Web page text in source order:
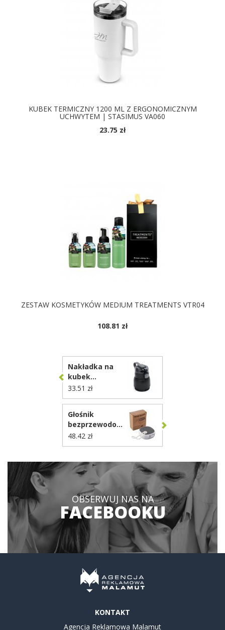
KUBEK TERMICZNY 1200 ML Z ERGONOMICZNYM
UCHWYTEM | STASIMUS VA060
23.75 zł
ZESTAW KOSMETYKÓW MEDIUM TREATMENTS VTR04
108.81 zł
Nakładka na
kubek
zwiększająca
pojemność
VA566
33.51 zł
Głośnik
bezprzewodowy
3W VA568
48.42 zł
OBSERWUJ NAS NA
FACEBOOKU
KONTAKT
Agencja Reklamowa Malamut